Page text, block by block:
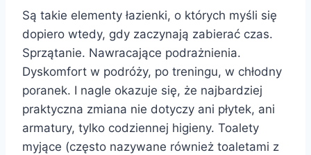
Są takie elementy łazienki, o których myśli się
dopiero wtedy, gdy zaczynają zabierać czas.
Sprzątanie. Nawracające podrażnienia.
Dyskomfort w podróży, po treningu, w chłodny
poranek. I nagle okazuje się, że najbardziej
praktyczna zmiana nie dotyczy ani płytek, ani
armatury, tylko codziennej higieny. Toalety
myjące (często nazywane również toaletami z